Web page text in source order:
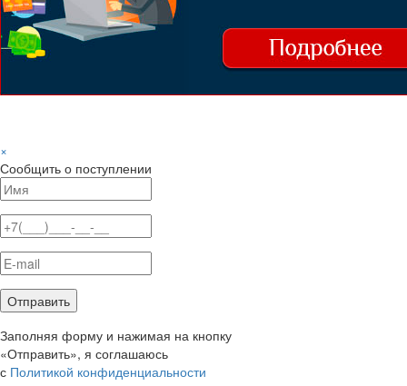
×
Сообщить о поступлении
Заполняя форму и нажимая на кнопку
«Отправить», я соглашаюсь
с Политикой конфиденциальности